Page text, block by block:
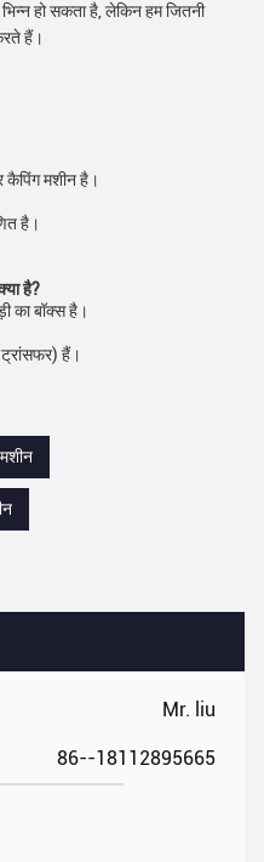
Mr. liu
86--18112895665
हो सकता है, लेकिन हम जितनी
हैं।
कैपिंग मशीन है।
है।
है?
का बॉक्स है।
ट्रांसफर) हैं।